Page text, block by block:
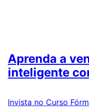
Aprenda a
inteligente
Invista no Curso